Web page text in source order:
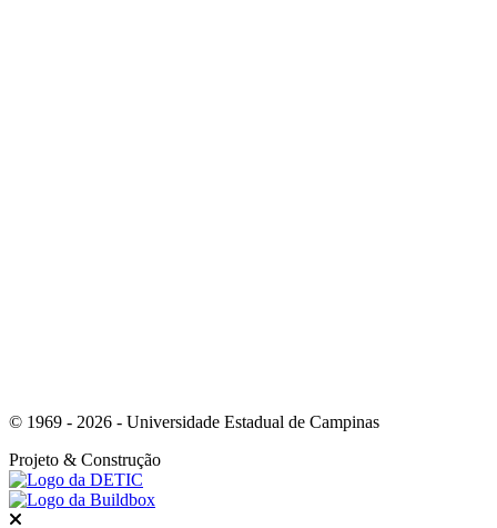
© 1969 - 2026 - Universidade Estadual de Campinas
Projeto & Construção